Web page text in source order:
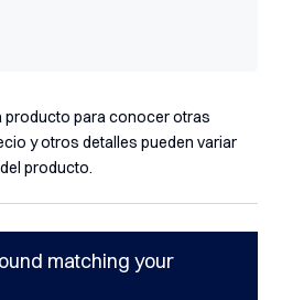
producto para conocer otras
y otros detalles pueden variar
producto.
matching your